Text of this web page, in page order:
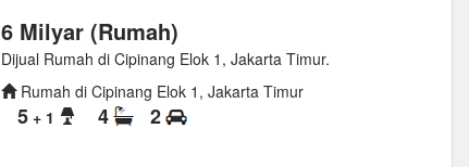
6 Milyar (Rumah)
Dijual Rumah di Cipinang Elok 1, Jakarta Timur.
Rumah di Cipinang Elok 1, Jakarta Timur
5 + 1 4 2